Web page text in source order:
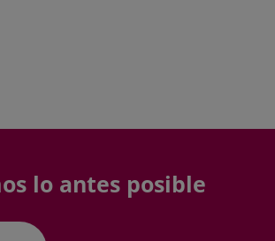
lo antes posible